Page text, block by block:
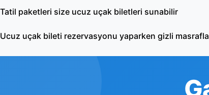
Tatil paketleri size ucuz uçak biletleri sunabilir
Ucuz uçak bileti rezervasyonu yaparken gizli